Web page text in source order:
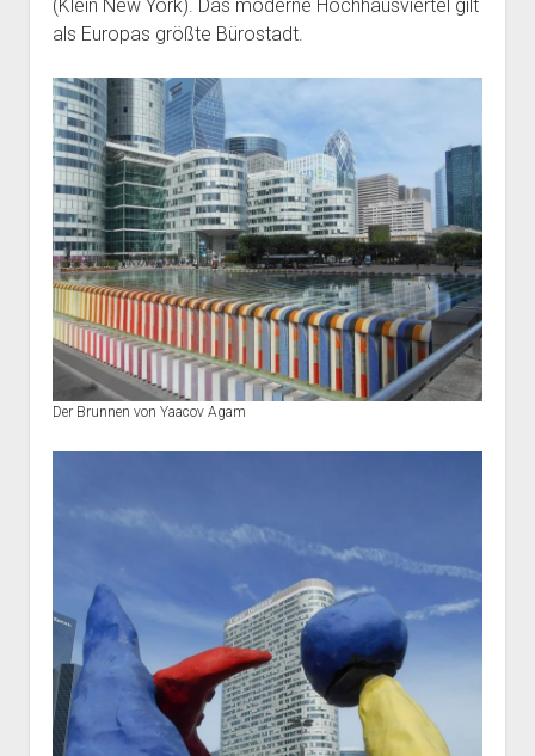
(Klein New York). Das moderne Hochhausviertel gilt
als Europas größte Bürostadt.
Der Brunnen von Yaacov Agam